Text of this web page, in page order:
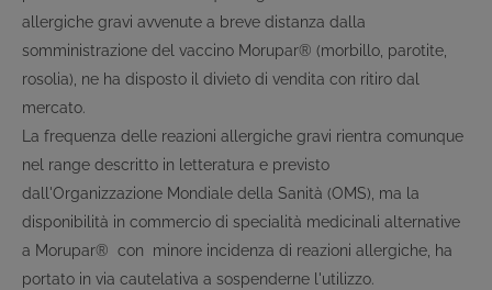
allergiche gravi avvenute a breve distanza dalla
somministrazione del vaccino Morupar® (morbillo, parotite,
rosolia), ne ha disposto il divieto di vendita con ritiro dal
mercato.
La frequenza delle reazioni allergiche gravi rientra comunque
nel range descritto in letteratura e previsto
dall'Organizzazione Mondiale della Sanità (OMS), ma la
disponibilità in commercio di specialità medicinali alternative
a Morupar® con minore incidenza di reazioni allergiche, ha
portato in via cautelativa a sospenderne l'utilizzo.